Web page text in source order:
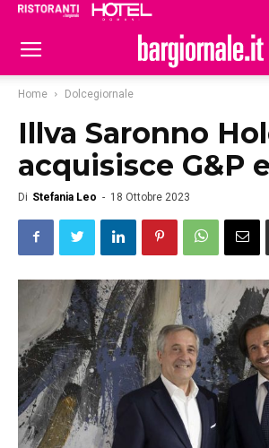
Home Dolcegiornale
Illva Saronno
acquisisce G&P
Di Stefania Leo - 18 Ottobre 2023